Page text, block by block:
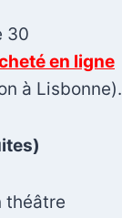
30
en ligne
à Lisbonne).
théâtre